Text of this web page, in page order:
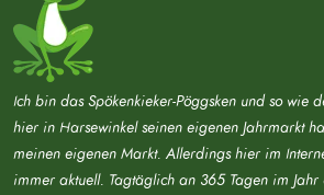
Ich bin das Spökenkieker-Pöggsken und so wie
hier in Harsewinkel seinen eigenen Jahrmarkt
meinen eigenen Markt. Allerdings hier im
immer aktuell. Tagtäglich an 365 Tagen im